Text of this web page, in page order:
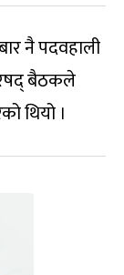
नै पदवहाली
बैठकले
थियो ।